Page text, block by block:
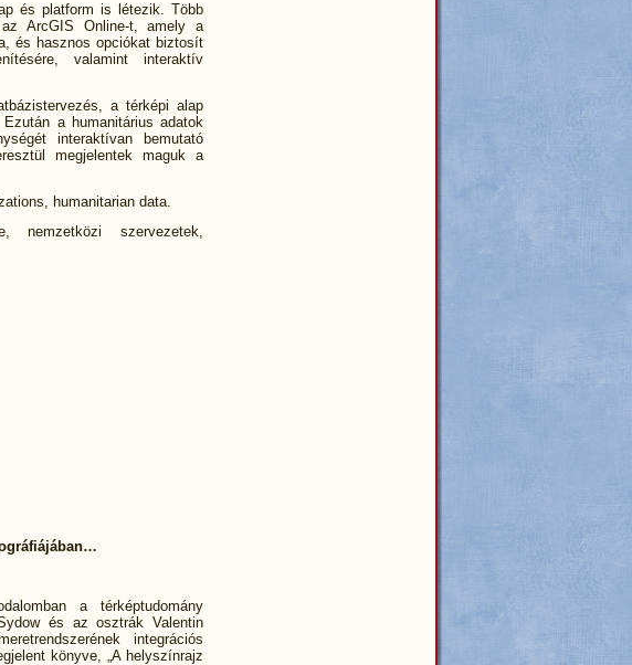
és platform is létezik. Több
ArcGIS Online-t, amely a
és hasznos opciókat biztosít
valamint interaktív
a térképi alap
a humanitárius adatok
interaktívan bemutató
megjelentek maguk a
humanitarian data.
nemzetközi szervezetek,
a térképtudomány
és az osztrák Valentin
integrációs
könyve, „A helyszínrajz